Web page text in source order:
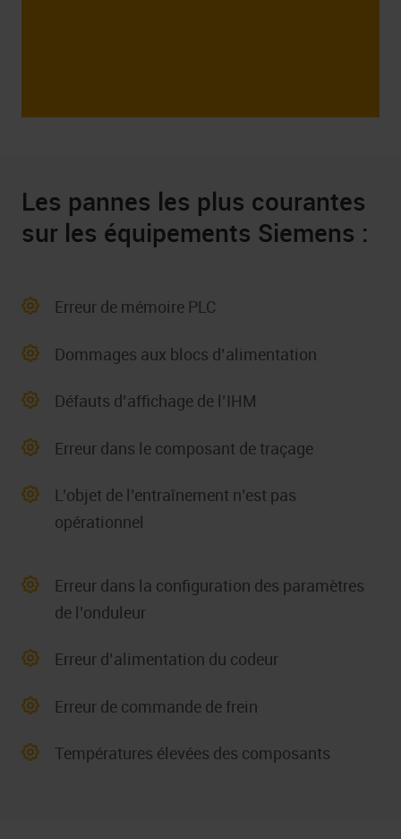
Les pannes les plus courantes
sur les équipements Siemens :
Erreur de mémoire PLC
Dommages aux blocs d’alimentation
Défauts d’affichage de l’IHM
Erreur dans le composant de traçage
L’objet de l’entraînement n’est pas
opérationnel
Erreur dans la configuration des paramètres
de l’onduleur
Erreur d’alimentation du codeur
Erreur de commande de frein
Températures élevées des composants